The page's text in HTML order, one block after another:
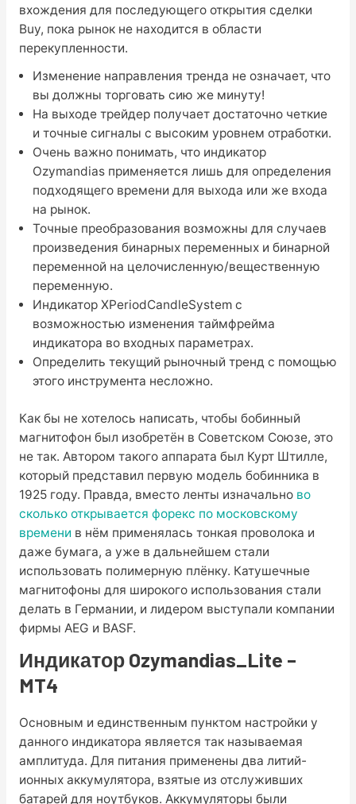
вхождения для последующего открытия сделки
Buy, пока рынок не находится в области
перекупленности.
Изменение направления тренда не означает, что
вы должны торговать сию же минуту!
На выходе трейдер получает достаточно четкие
и точные сигналы с высоким уровнем отработки.
Очень важно понимать, что индикатор
Ozymandias применяется лишь для определения
подходящего времени для выхода или же входа
на рынок.
Точные преобразования возможны для случаев
произведения бинарных переменных и бинарной
переменной на целочисленную/вещественную
переменную.
Индикатор XPeriodCandleSystem с
возможностью изменения таймфрейма
индикатора во входных параметрах.
Определить текущий рыночный тренд с помощью
этого инструмента несложно.
Как бы не хотелось написать, чтобы бобинный
магнитофон был изобретён в Советском Союзе, это
не так. Автором такого аппарата был Курт Штилле,
который представил первую модель бобинника в
1925 году. Правда, вместо ленты изначально во
сколько открывается форекс по московскому
времени в нём применялась тонкая проволока и
даже бумага, а уже в дальнейшем стали
использовать полимерную плёнку. Катушечные
магнитофоны для широкого использования стали
делать в Германии, и лидером выступали компании
фирмы AEG и BASF.
Индикатор Ozymandias_Lite –
MT4
Основным и единственным пунктом настройки у
данного индикатора является так называемая
амплитуда. Для питания применены два литий-
ионных аккумулятора, взятые из отслуживших
батарей для ноутбуков. Аккумуляторы были